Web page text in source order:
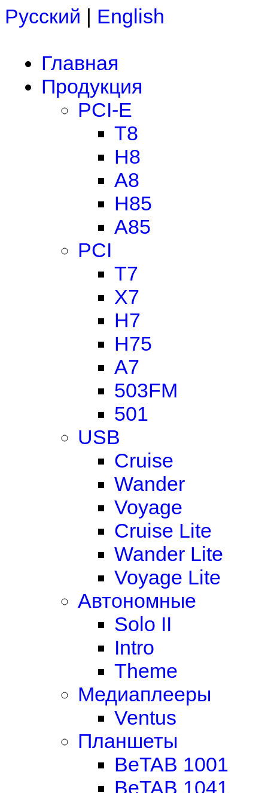
Русский | English
Главная
Продукция
PCI-E
T8
H8
A8
H85
A85
PCI
T7
X7
H7
H75
A7
503FM
501
USB
Cruise
Wander
Voyage
Cruise Lite
Wander Lite
Voyage Lite
Автономные
Solo II
Intro
Theme
Медиаплееры
Ventus
Планшеты
BeTAB 1001
BeTAB 1041